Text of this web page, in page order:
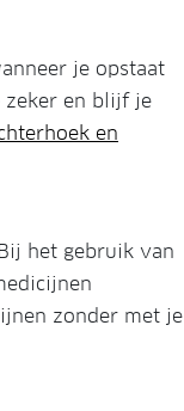
je opstaat
zeker en blijf je
en
het gebruik van
zonder met je